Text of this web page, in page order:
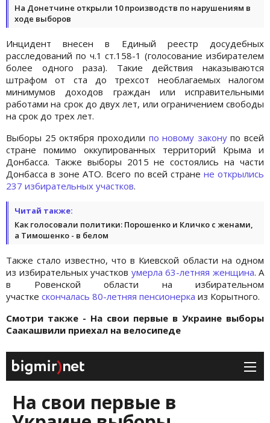
На Донетчине открыли 10 производств по нарушениям в
ходе выборов
Инцидент внесен в Единый реестр досудебных
расследований по ч.1 ст.158-1 (голосование избирателем
более одного раза). Такие действия наказываются
штрафом от ста до трехсот необлагаемых налогом
минимумов доходов граждан или исправительными
работами на срок до двух лет, или ограничением свободы
на срок до трех лет.
Выборы 25 октября проходили по новому законупо всей
стране помимо оккупированных территорий Крыма и
Донбасса. Также выборы 2015 не состоялись на части
Донбасса в зоне АТО. Всего по всей стране не открылись
237 избирательных участков.
Читай также:
Как голосовали политики: Порошенко и Кличко с женами,
а Тимошенко - в белом
Также стало известно, что в Киевской области на одном
из избирательных участков умерла 63-летняя женщина. А
в Ровенской области на избирательном
участке скончалась 80-летняя пенсионерка из Корытного.
Смотри также - На свои первые в Украине выборы
Саакашвили приехал на велосипеде